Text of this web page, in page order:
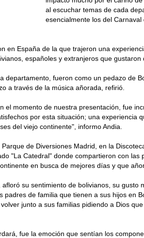
al escuchar temas de cada
esencialmente los del
en España de la que trajeron una
españoles y extranjeros que gustaron
departamento, fueron como un pedazo de
a través de la música añorada, refirió.
el momento de nuestra presentación, fue
por esta situación; una experiencia
del viejo continente", informo Andia.
de Diversiones Madrid, en la
"La Catedral" donde compartieron con las
en busca de mejores días y que
su sentimiento de bolivianos, su gusto
padres de familia que tienen a sus hijos en
junto a sus familias pidiendo a Dios
fue la emoción que sentían los